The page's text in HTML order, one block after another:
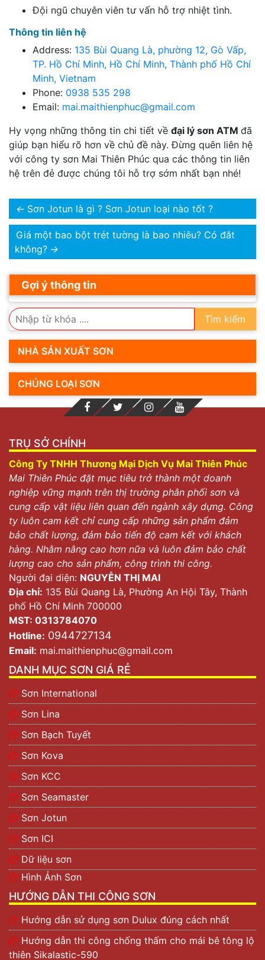
Đội ngũ chuyên viên tư vấn hỗ trợ nhiệt tình.
Thông tin liên hệ
Address: 135 Bùi Quang Là, phường 12, Gò Vấp,
TP. Hồ Chí Minh, Hồ Chí Minh, Thành phố Hồ Chí
Minh, Vietnam
Phone: 0938 535 298
Email: mai.maithienphuc@gmail.com
Hy vọng những thông tin chi tiết về đại lý sơn ATM đã
giúp bạn hiểu rõ hơn về chủ đề này. Đừng quên liên hệ
với công ty sơn Mai Thiên Phúc qua các thông tin liên
hệ trên đẻ được chúng tôi hỗ trợ sớm nhất bạn nhé!
← Sơn Jotun là gì ? Sơn Jotun loại nào tốt ?
Giá một bao bột trét tường là bao nhiêu? Có đắt
không? →
Gợi ý thông tin
Tìm kiếm
NHÀ SẢN XUẤT SƠN
CHỦNG LOẠI SƠN
TRỤ SỞ CHÍNH
Công Ty TNHH Thương Mại Dịch Vụ Mai Thiên Phúc
Mai Thiên Phúc đặt mục tiêu trở thành một doanh
nghiệp vững mạnh trên thị trường phân phối sơn và
cung cấp vật liệu liên quan đến ngành xây dựng. Công
ty luôn cam kết chỉ cung cấp những sản phẩm đảm
bảo chất lượng, đảm bảo tiến độ cam kết với khách
hàng. Nhằm nâng cao hơn nữa và luôn đảm bảo chất
lượng cao cho sản phẩm, công trình thi công.
Người đại diện: NGUYỄN THỊ MAI
Địa chỉ: 135 Bùi Quang Là, Phường An Hội Tây, Thành
phố Hồ Chí Minh 700000
MST: 0313784070
Hotline: 0944727134
Email: mai.maithienphuc@gmail.com
DANH MỤC SƠN GIÁ RẺ
Sơn International
Sơn Lina
Sơn Bạch Tuyết
Sơn Kova
Sơn KCC
Sơn Seamaster
Sơn Jotun
Sơn ICI
Dữ liệu sơn
Hình Ảnh Sơn
HƯỚNG DẪN THI CÔNG SƠN
Hướng dẫn sử dụng sơn Dulux đúng cách nhất
Hướng dẫn thi công chống thấm cho mái bê tông lộ
thiên Sikalastic-590